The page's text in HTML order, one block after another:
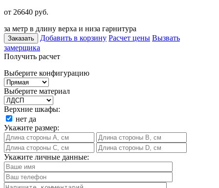
от 26640 руб.
за метр в длину верха и низа гарнитура
Заказать Добавить в корзину Расчет цены Вызвать
замерщика
Получить расчет
Выберите конфигурацию
Выберите материал
Верхние шкафы:
нет да
Укажите размер:
Укажите личные данные: